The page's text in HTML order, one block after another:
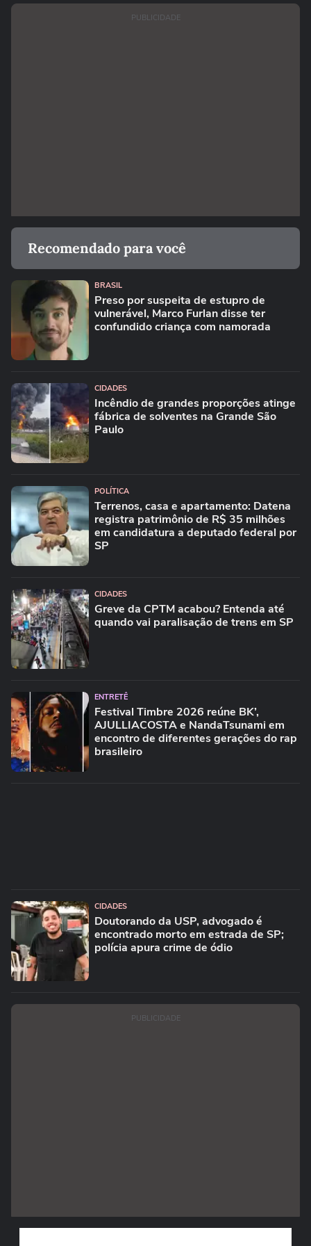
PUBLICIDADE
Recomendado para você
BRASIL
Preso por suspeita de estupro de
vulnerável, Marco Furlan disse ter
confundido criança com namorada
CIDADES
Incêndio de grandes proporções atinge
fábrica de solventes na Grande São
Paulo
POLÍTICA
Terrenos, casa e apartamento: Datena
registra patrimônio de R$ 35 milhões
em candidatura a deputado federal por
SP
CIDADES
Greve da CPTM acabou? Entenda até
quando vai paralisação de trens em SP
ENTRETÊ
Festival Timbre 2026 reúne BK’,
AJULLIACOSTA e NandaTsunami em
encontro de diferentes gerações do rap
brasileiro
CIDADES
Doutorando da USP, advogado é
encontrado morto em estrada de SP;
polícia apura crime de ódio
PUBLICIDADE